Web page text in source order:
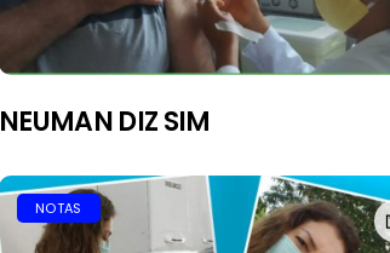
NEUMAN DIZ SIM
NOTAS